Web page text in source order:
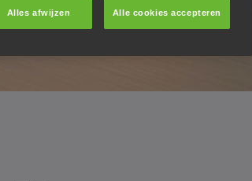
Alles afwijzen Alle cookies accepteren